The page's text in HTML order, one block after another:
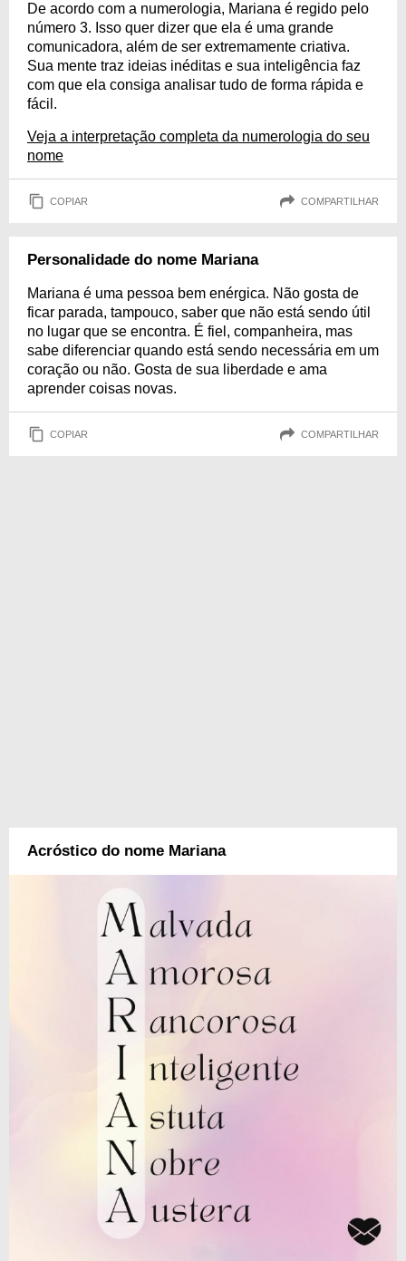
De acordo com a numerologia, Mariana é regido pelo
número 3. Isso quer dizer que ela é uma grande
comunicadora, além de ser extremamente criativa.
Sua mente traz ideias inéditas e sua inteligência faz
com que ela consiga analisar tudo de forma rápida e
fácil.
Veja a interpretação completa da numerologia do seu
nome
COPIAR COMPARTILHAR
Personalidade do nome Mariana
Mariana é uma pessoa bem enérgica. Não gosta de
ficar parada, tampouco, saber que não está sendo útil
no lugar que se encontra. É fiel, companheira, mas
sabe diferenciar quando está sendo necessária em um
coração ou não. Gosta de sua liberdade e ama
aprender coisas novas.
COPIAR COMPARTILHAR
Acróstico do nome Mariana